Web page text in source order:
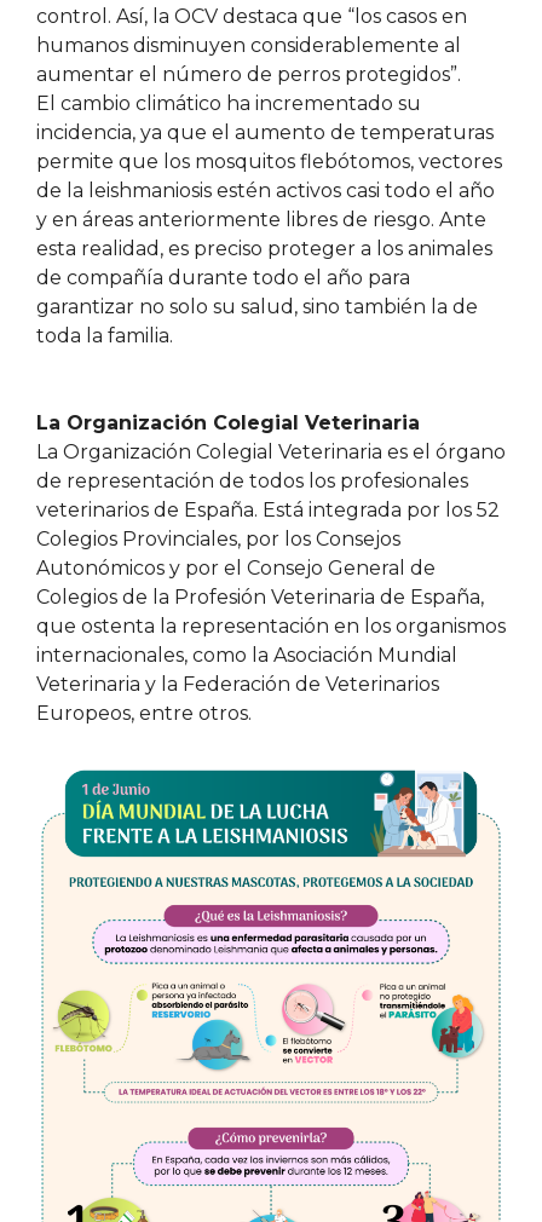
control. Así, la OCV destaca que “los casos en
humanos disminuyen considerablemente al
aumentar el número de perros protegidos”.
El cambio climático ha incrementado su
incidencia, ya que el aumento de temperaturas
permite que los mosquitos flebótomos, vectores
de la leishmaniosis estén activos casi todo el año
y en áreas anteriormente libres de riesgo. Ante
esta realidad, es preciso proteger a los animales
de compañía durante todo el año para
garantizar no solo su salud, sino también la de
toda la familia.
La Organización Colegial Veterinaria
La Organización Colegial Veterinaria es el órgano
de representación de todos los profesionales
veterinarios de España. Está integrada por los 52
Colegios Provinciales, por los Consejos
Autonómicos y por el Consejo General de
Colegios de la Profesión Veterinaria de España,
que ostenta la representación en los organismos
internacionales, como la Asociación Mundial
Veterinaria y la Federación de Veterinarios
Europeos, entre otros.